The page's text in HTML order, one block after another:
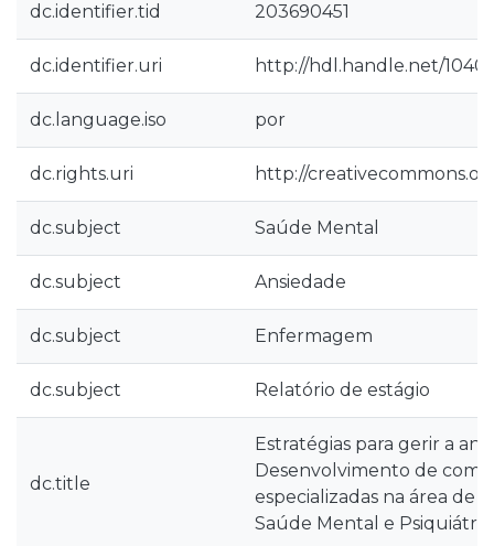
dc.identifier.tid 203690451
dc.identifier.uri http://hdl.handle.net/
dc.language.iso por
dc.rights.uri http://
dc.subject Saúde Mental
dc.subject Ansiedade
dc.subject Enfermagem
dc.subject Relatório de estágio
dc.title
Estratégias para gerir a
Desenvolvimento de
especializadas na área de
Saúde Mental e